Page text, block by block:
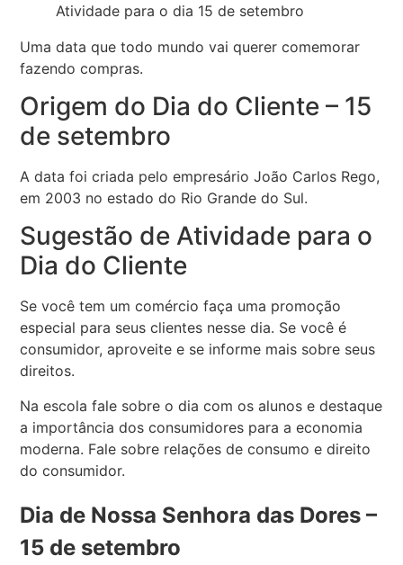
Atividade para o dia 15 de setembro
Uma data que todo mundo vai querer comemorar
fazendo compras.
Origem do Dia do Cliente – 15
de setembro
A data foi criada pelo empresário João Carlos Rego,
em 2003 no estado do Rio Grande do Sul.
Sugestão de Atividade para o
Dia do Cliente
Se você tem um comércio faça uma promoção
especial para seus clientes nesse dia. Se você é
consumidor, aproveite e se informe mais sobre seus
direitos.
Na escola fale sobre o dia com os alunos e destaque
a importância dos consumidores para a economia
moderna. Fale sobre relações de consumo e direito
do consumidor.
Dia de Nossa Senhora das Dores –
15 de setembro